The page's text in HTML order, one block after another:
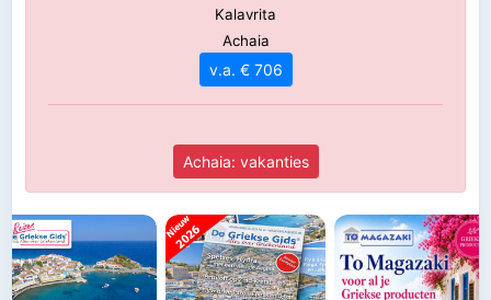
Kalavrita
Achaia
v.a. € 706
Achaia: vakanties